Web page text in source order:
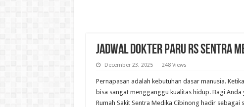
Jadwal Dokter Paru RS Sentra
December 23, 2025 248 Views
Pernapasan adalah kebutuhan dasar manusia.
bisa sangat mengganggu kualitas hidup. Bagi
Rumah Sakit Sentra Medika Cibinong hadir